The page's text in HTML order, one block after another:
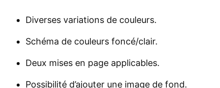
Diverses variations de couleurs.
Schéma de couleurs foncé/clair.
Deux mises en page applicables.
Possibilité d’ajouter une image de fond.